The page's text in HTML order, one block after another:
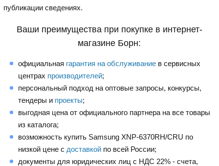
публикации сведениях.
Ваши преимущества при покупке в интернет-
магазине Борн:
официальная гарантия на обслуживание в сервисных
центрах производителей;
персональный подход на оптовые запросы, конкурсы,
тендеры и проекты;
выгодная цена от официального партнера на все товары
из каталога;
возможность купить Samsung XNP-6370RH/CRU по
низкой цене с доставкой по всей России;
документы для юридических лиц с НДС 22% - счета,